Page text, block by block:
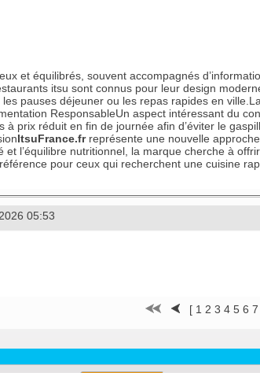
et équilibrés, souvent accompagnés
itsu sont connus pour leur design
pauses déjeuner ou les repas rapides en
ResponsableUn aspect intéressant du
prix réduit en fin de journée afin d’éviter le
ItsuFrance.frreprésente une nouvelle
l’équilibre nutritionnel, la marque cherche à
pour ceux qui recherchent une cuisine
05:53
[ 1 2 3 4 5 6 7